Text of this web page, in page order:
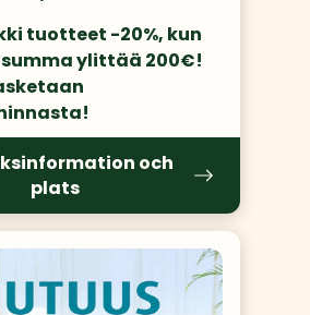
tuotteet -20%, kun
ylittää 200€!
och
plats